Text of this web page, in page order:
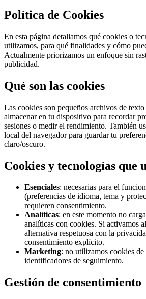
Política de Cookies
En esta página detallamos qué cookies o
utilizamos, para qué finalidades y cómo
Actualmente priorizamos un enfoque sin
publicidad.
Qué son las cookies
Las cookies son pequeños archivos de
almacenar en tu dispositivo para recordar
sesiones o medir el rendimiento. También
local del navegador para guardar tu
claro/oscuro.
Cookies y tecnologías que
Esenciales: necesarias para el
(preferencias de idioma, tema y
requieren consentimiento.
Analíticas: en este momento no
analíticas con cookies. Si activamos
alternativa respetuosa con la
consentimiento explícito.
Marketing: no utilizamos cookies
identificadores de seguimiento.
Gestión de consentimiento